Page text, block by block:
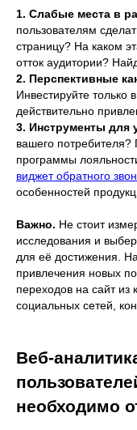
1. Слабые места в
пользователям
страницу? На каком
отток аудитории?
2. Перспективные
Инвестируйте только
действительно
3. Инструменты для
вашего
программы
виджет обратного
особенностей
Важно. Не стоит
исследования и
для её достижения.
привлечения новых
переходов на сайт из
социальных сетей,
Веб-
необходимо